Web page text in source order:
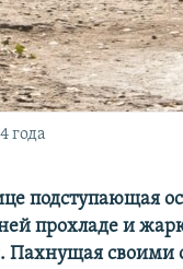
года
подступающая
прохладе и
Пахнущая своими